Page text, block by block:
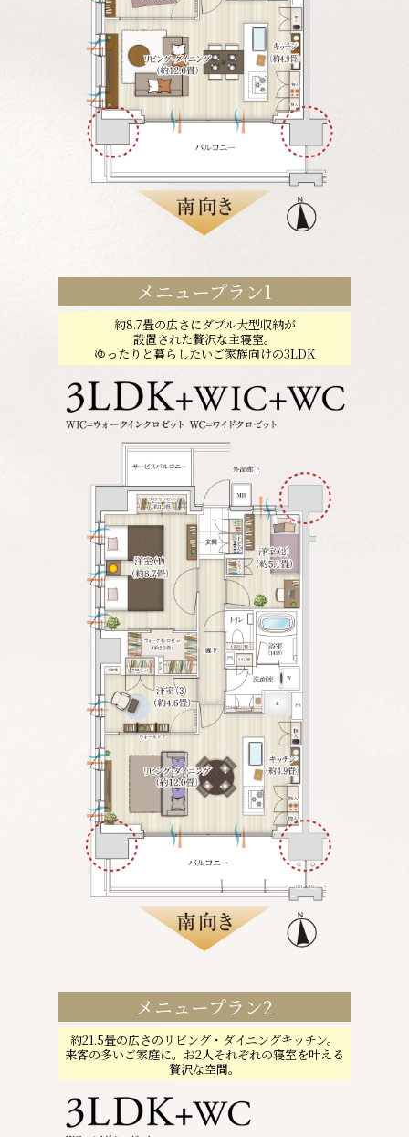
メニュープラン1
約8.7畳の広さにダブル大型収納が
設置された贅沢な主寝室。
ゆったりと暮らしたいご家族向けの3LDK
メニュープラン2
約21.5畳の広さのリビング・ダイニングキッチン。
来客の多いご家庭に。お2人それぞれの寝室を叶える
贅沢な空間。